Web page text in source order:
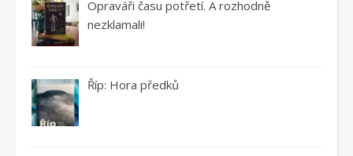
Opraváři času potřetí. A rozhodně
nezklamali!
Říp: Hora předků